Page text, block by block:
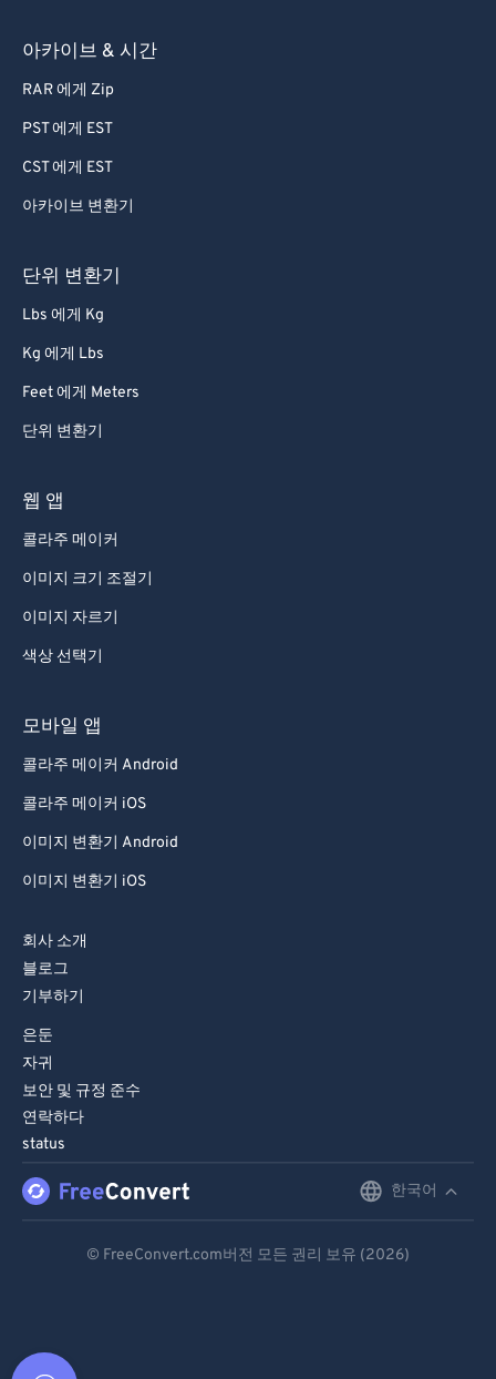
아카이브 & 시간
RAR 에게 Zip
PST 에게 EST
CST 에게 EST
아카이브 변환기
단위 변환기
Lbs 에게 Kg
Kg 에게 Lbs
Feet 에게 Meters
단위 변환기
웹 앱
콜라주 메이커
이미지 크기 조절기
이미지 자르기
색상 선택기
모바일 앱
콜라주 메이커 Android
콜라주 메이커 iOS
이미지 변환기 Android
이미지 변환기 iOS
회사 소개
블로그
기부하기
은둔
자귀
보안 및 규정 준수
연락하다
status
한국어
© FreeConvert.com버전 모든 권리 보유 (2026)